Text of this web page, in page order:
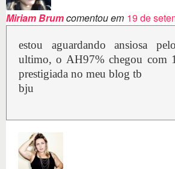
Miriam Brumcomentou em 19 de
estou aguardando ansiosa
ultimo, o AH97% chegou com
prestigiada no meu blog tb
bju